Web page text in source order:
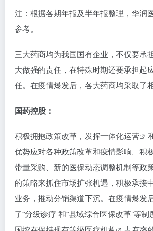
注：根据各期年报及半年报整理，华润
参考。
三大药商均为我国国有企业，不仅要承
大做强的责任，在特殊时期还要承担起
任。在疫情爆发后，各大药商均采取了
国药控股：
积极拥抱政策改革，发挥一体化运营
优势应对各种政策改革和疫情影响。积
带量采购、新的医保动态调整机制等政
的策略来抓住市场扩张机遇，积极承接
业务，推动分销渠道下沉。在疫情爆发
了“分级诊疗”和“县域综合医保改革”等制